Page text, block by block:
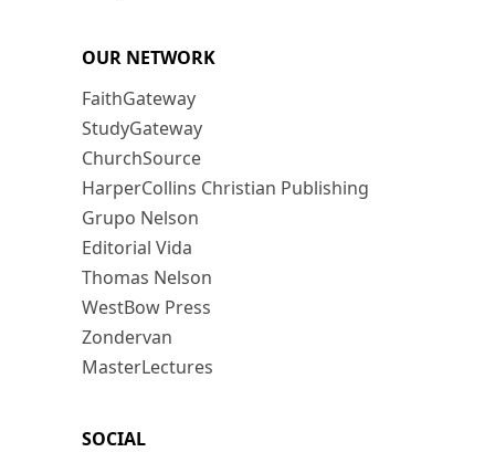
OUR NETWORK
FaithGateway
StudyGateway
ChurchSource
HarperCollins Christian Publishing
Grupo Nelson
Editorial Vida
Thomas Nelson
WestBow Press
Zondervan
MasterLectures
SOCIAL